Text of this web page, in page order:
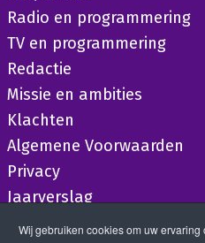
Radio en programmering
TV en programmering
Redactie
Missie en ambities
Klachten
Algemene Voorwaarden
Privacy
Jaarverslag
Wij gebruiken cookies om uw